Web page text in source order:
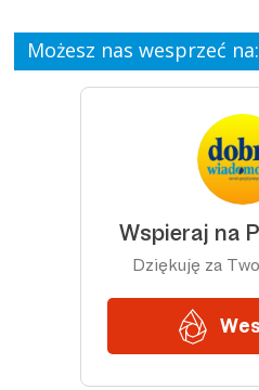
Możesz nas wesprzeć na: